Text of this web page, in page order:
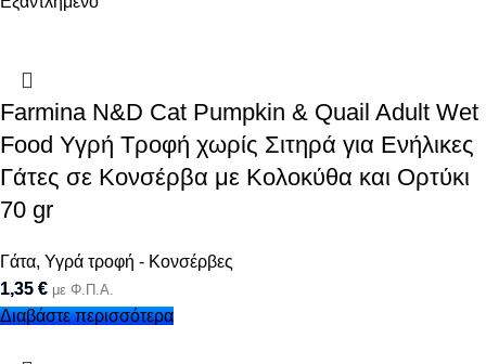
Farmina N&D Cat Pumpkin & Quail Adult Wet
Food Υγρή Τροφή χωρίς Σιτηρά για Ενήλικες
Γάτες σε Κονσέρβα με Κολοκύθα και Ορτύκι
70 gr
Γάτα, Υγρά τροφή - Κονσέρβες
1,35 € με Φ.Π.Α.
Διαβάστε περισσότερα